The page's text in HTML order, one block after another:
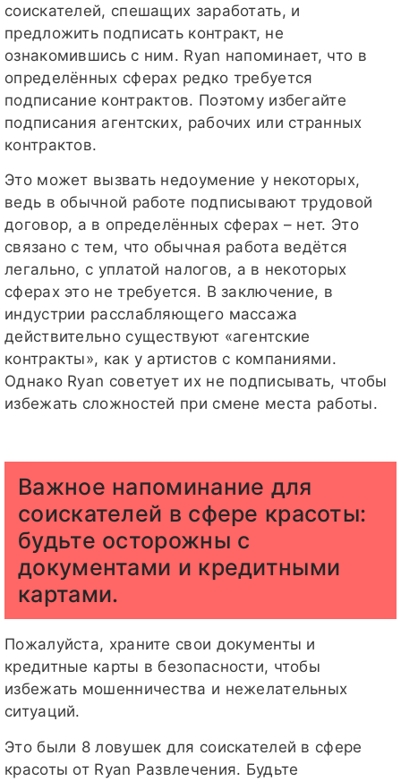
соискателей, спешащих заработать, и
предложить подписать контракт, не
ознакомившись с ним. Ryan напоминает, что в
определённых сферах редко требуется
подписание контрактов. Поэтому избегайте
подписания агентских, рабочих или странных
контрактов.
Это может вызвать недоумение у некоторых,
ведь в обычной работе подписывают трудовой
договор, а в определённых сферах – нет. Это
связано с тем, что обычная работа ведётся
легально, с уплатой налогов, а в некоторых
сферах это не требуется. В заключение, в
индустрии расслабляющего массажа
действительно существуют «агентские
контракты», как у артистов с компаниями.
Однако Ryan советует их не подписывать, чтобы
избежать сложностей при смене места работы.
Важное напоминание для
соискателей в сфере красоты:
будьте осторожны с
документами и кредитными
картами.
Пожалуйста, храните свои документы и
кредитные карты в безопасности, чтобы
избежать мошенничества и нежелательных
ситуаций.
Это были 8 ловушек для соискателей в сфере
красоты от Ryan Развлечения. Будьте